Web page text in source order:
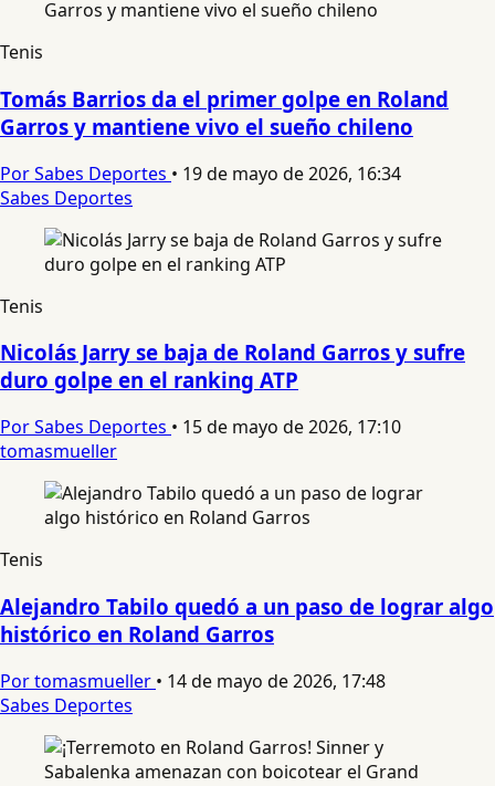
Tenis
Tomás Barrios da el primer golpe en Roland
Garros y mantiene vivo el sueño chileno
Por Sabes Deportes • 19 de mayo de 2026, 16:34
Sabes Deportes
Tenis
Nicolás Jarry se baja de Roland Garros y sufre
duro golpe en el ranking ATP
Por Sabes Deportes • 15 de mayo de 2026, 17:10
tomasmueller
Tenis
Alejandro Tabilo quedó a un paso de lograr algo
histórico en Roland Garros
Por tomasmueller • 14 de mayo de 2026, 17:48
Sabes Deportes